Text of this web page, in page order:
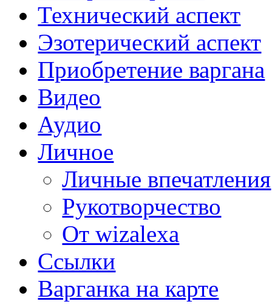
Технический аспект
Эзотерический аспект
Приобретение варгана
Видео
Аудио
Личное
Личные впечатления
Рукотворчество
От wizalexa
Ссылки
Варганка на карте